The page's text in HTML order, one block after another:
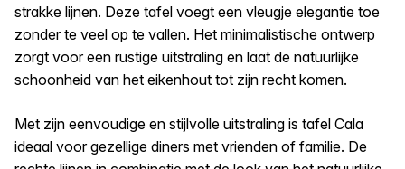
strakke lijnen. Deze tafel voegt een vleugje elegantie toe
zonder te veel op te vallen. Het minimalistische ontwerp
zorgt voor een rustige uitstraling en laat de natuurlijke
schoonheid van het eikenhout tot zijn recht komen.
Met zijn eenvoudige en stijlvolle uitstraling is tafel Cala
ideaal voor gezellige diners met vrienden of familie. De